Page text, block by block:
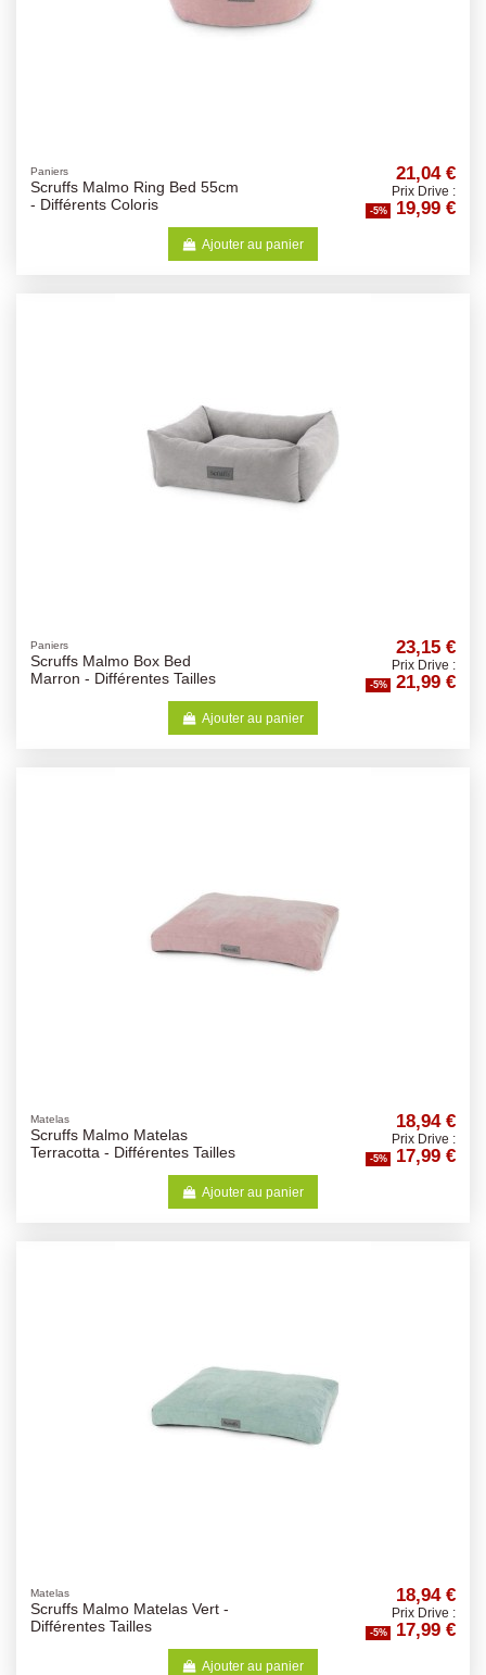
Paniers
Scruffs Malmo Ring Bed 55cm
- Différents Coloris
21,04 €
Prix Drive :
-5% 19,99 €
Ajouter au panier
Paniers
Scruffs Malmo Box Bed
Marron - Différentes Tailles
23,15 €
Prix Drive :
-5% 21,99 €
Ajouter au panier
Matelas
Scruffs Malmo Matelas
Terracotta - Différentes Tailles
18,94 €
Prix Drive :
-5% 17,99 €
Ajouter au panier
Matelas
Scruffs Malmo Matelas Vert -
Différentes Tailles
18,94 €
Prix Drive :
-5% 17,99 €
Ajouter au panier